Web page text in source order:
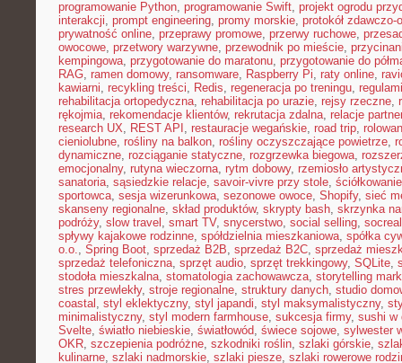
programowanie Python, programowanie Swift, projekt ogrodu
interakcji, prompt engineering, promy morskie, protokół zdawczo-
prywatność online, przeprawy promowe, przerwy ruchowe,
owocowe, przetwory warzywne, przewodnik po mieście,
kempingowa, przygotowanie do maratonu, przygotowanie do
RAG, ramen domowy, ransomware, Raspberry Pi, raty online,
kawiarni, recykling treści, Redis, regeneracja po treningu,
rehabilitacja ortopedyczna, rehabilitacja po urazie, rejsy rzeczne,
rękojmia, rekomendacje klientów, rekrutacja zdalna, relacje
research UX, REST API , restauracje wegańskie, road trip,
cieniolubne, rośliny na balkon, rośliny oczyszczające powietrze,
dynamiczne, rozciąganie statyczne, rozgrzewka biegowa,
emocjonalny, rutyna wieczorna, rytm dobowy, rzemiosło
sanatoria, sąsiedzkie relacje, savoir-vivre przy stole, ściółkowanie
sportowca, sesja wizerunkowa, sezonowe owoce, Shopify, sieć
skanseny regionalne, skład produktów, skrypty bash, skrzynka
podróży, slow travel , smart TV, snycerstwo, social selling,
spływy kajakowe rodzinne, spółdzielnia mieszkaniowa, spółka
o.o., Spring Boot, sprzedaż B2B, sprzedaż B2C, sprzedaż
sprzedaż telefoniczna, sprzęt audio, sprzęt trekkingowy, SQLite,
stodoła mieszkalna, stomatologia zachowawcza, storytelling
stres przewlekły, stroje regionalne, struktury danych, studio
coastal , styl eklektyczny, styl japandi, styl maksymalistyczny,
minimalistyczny, styl modern farmhouse, sukcesja firmy, sushi w
Svelte, światło niebieskie, światłowód, świece sojowe, sylwester
OKR, szczepienia podróżne, szkodniki roślin, szlaki górskie,
kulinarne, szlaki nadmorskie, szlaki piesze, szlaki rowerowe